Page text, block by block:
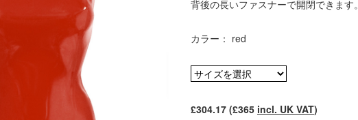
背後の長いファスナーで開閉できます。
カラー： red
£304.17 (£365 incl. UK VAT)